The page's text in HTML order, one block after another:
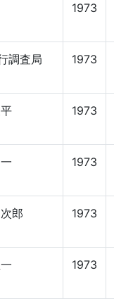
1973
調査局
1973
1973
1973
郎 1973
1973